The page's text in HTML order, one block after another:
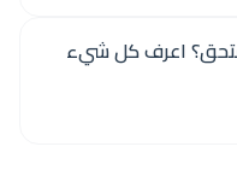
اعرف كل شيء